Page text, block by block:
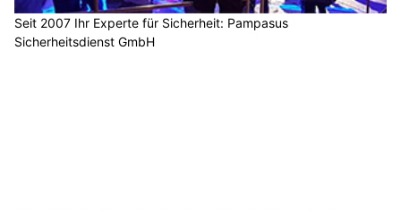
Seit 2007 Ihr Experte für Sicherheit: Pampasus
Sicherheitsdienst GmbH